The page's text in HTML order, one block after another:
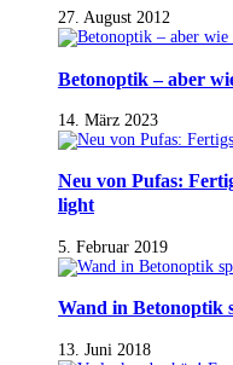
27. August 2012
Betonoptik – aber
14. März 2023
Neu von Pufas:
light
5. Februar 2019
Wand in Betonoptik
13. Juni 2018